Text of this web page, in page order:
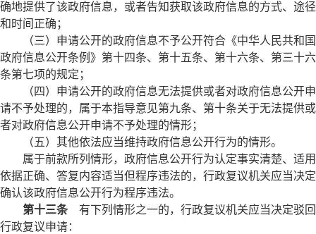
确地提供了该政府信息，或者告知获取该政府信息的方式、途径
和时间正确；
（三）申请公开的政府信息不予公开符合《中华人民共和国
政府信息公开条例》第十四条、第十五条、第十六条、第三十六
条第七项的规定；
（四）申请公开的政府信息无法提供或者对政府信息公开申
请不予处理的，属于本指导意见第九条、第十条关于无法提供或
者对政府信息公开申请不予处理的情形；
（五）其他依法应当维持政府信息公开行为的情形。
属于前款所列情形，政府信息公开行为认定事实清楚、适用
依据正确、答复内容适当但程序违法的，行政复议机关应当决定
确认该政府信息公开行为程序违法。
第十三条有下列情形之一的，行政复议机关应当决定驳回
行政复议申请：